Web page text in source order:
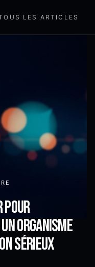
LES ARTICLES
Pour
organisme
sérieux